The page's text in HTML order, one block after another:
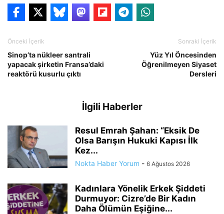
Önceki İçerik
Sinop’ta nükleer santrali
yapacak şirketin Fransa’daki
reaktörü kusurlu çıktı
Sonraki İçerik
Yüz Yıl Öncesinden
Öğrenilmeyen Siyaset
Dersleri
İlgili Haberler
Resul Emrah Şahan: “Eksik De
Olsa Barışın Hukuki Kapısı İlk
Kez...
Nokta Haber Yorum - 6 Ağustos 2026
Kadınlara Yönelik Erkek Şiddeti
Durmuyor: Cizre’de Bir Kadın
Daha Ölümün Eşiğine...